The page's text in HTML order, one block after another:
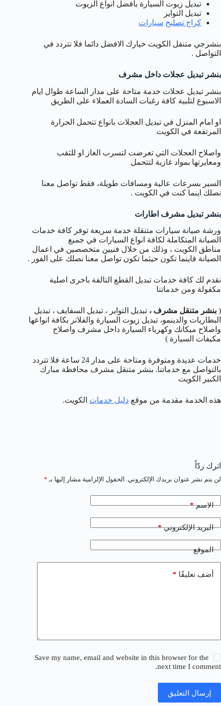
تبديل زيوت السيارة بافضل انواع الزيوت
تبديل التواير
كراج تصليح سيارات
بنشرجي متنقل الكويت خيارك الافضل دائما فلا تتردد في
التواصل .
بنشر تبديل عجلات داخل مشرف
بنشر تبديل عجلات خدمة متاحة على مدار الساعة طوال ايام
الاسبوع لتلبية كافة رغبات السادة العملاء على الطريق
او امام المنزل في تبديل العجلات بانواع تتحمل الحرارة
المرتفعة في الكويت
واصلاح العجلات التي تعرضت لتسرب الغاز او للثقب
ومعايرتها بمواد غازية لتتحمل
السير بسرعات عالية ومسافات طويلة، فقط تواصل معنا
نصلك اينما كنت في الكويت .
بنشر تبديل مشرف اطارات
ورشة صيانة سيارات متنقلة خدمة سريعة توفر كافة خدمات
الصيانة المتكاملة لكافة انواع السيارات في جميع
مناطق الكويت ، وذلك من خلال فنيين متخصصين في اعمال
الصيانة فاينما تكون حيثما تكون تواصل معنا نصلك على الفور .
نقدم لك كافة خدمات تبديل القطع التالفة باخرى اصلية
مكفولة ومن خدماتنا
( بنشر متنقل مشرف ، تبديل التواير ، تبديل السفايف ، تبديل
البطاريات والدينمو، تبديل زيوت السيارة والفلاتر بكافة انواعها
واصلاح ميكانك وكهرباء السيارة داخل مشرف واصلاح
مكيفات السيارة )
خدمات عديدة ومتوفرة ومتاحة على مدار 24 ساعة فلا تتردد
بالتواصل مع خدماتنا. بنشر متنقل مشرف محافظة مبارك
الكبير الكويت
هذه الخدمة مقدمة من موقع دليل خدمات الكويت.
اترك ردّاً
لن يتم نشر عنوان بريدك الإلكتروني. الحقول الإلزامية مشار إليها بـ *
الاسم*
البريد الإلكتروني*
الموقع
أضف تعليقًا *
Save my name, email and website in this browser for the
next time I comment.
إرسال التعليق